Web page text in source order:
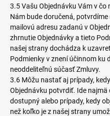
3.5 Vašu Objednávku Vám v
Nám bude doručená,
mailovú adresu zadanú v
zhrnutie Objednávky a tieto
našej strany dochádza k
Podmienky v znení účinnom ku
neoddeliteľnú súčasť Zmluvy.
3.6 Môžu nastať aj prípady,
Objednávku potvrdiť. Ide najmä
dostupný alebo prípady, kedy
než koľko je z našej strany